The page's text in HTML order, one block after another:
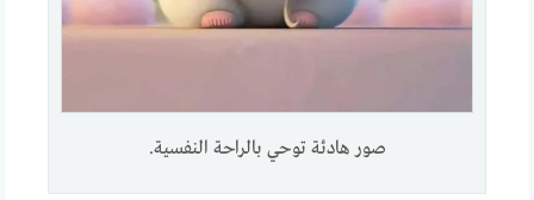
صور هادئة توحي بالراحة النفسية.